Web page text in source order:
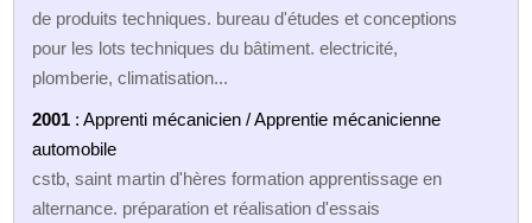
de produits techniques. bureau d'études et conceptions
pour les lots techniques du bâtiment. electricité,
plomberie, climatisation...
2001 : Apprenti mécanicien / Apprentie mécanicienne
automobile
cstb, saint martin d'hères formation apprentissage en
alternance. préparation et réalisation d'essais